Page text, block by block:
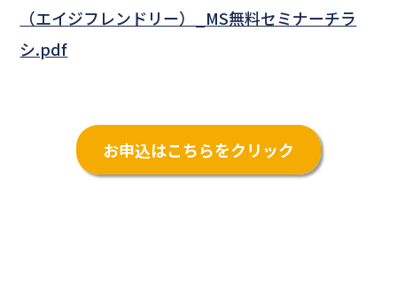
（エイジフレンドリー）_MS無料セミナーチラ
シ.pdf
お申込はこちらをクリック